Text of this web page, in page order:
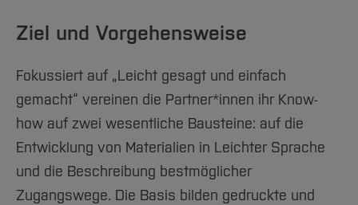
Ziel und Vorgehensweise
Fokussiert auf „Leicht gesagt und einfach
gemacht“ vereinen die Partner*innen ihr Know-
how auf zwei wesentliche Bausteine: auf die
Entwicklung von Materialien in Leichter Sprache
und die Beschreibung bestmöglicher
Zugangswege. Die Basis bilden gedruckte und